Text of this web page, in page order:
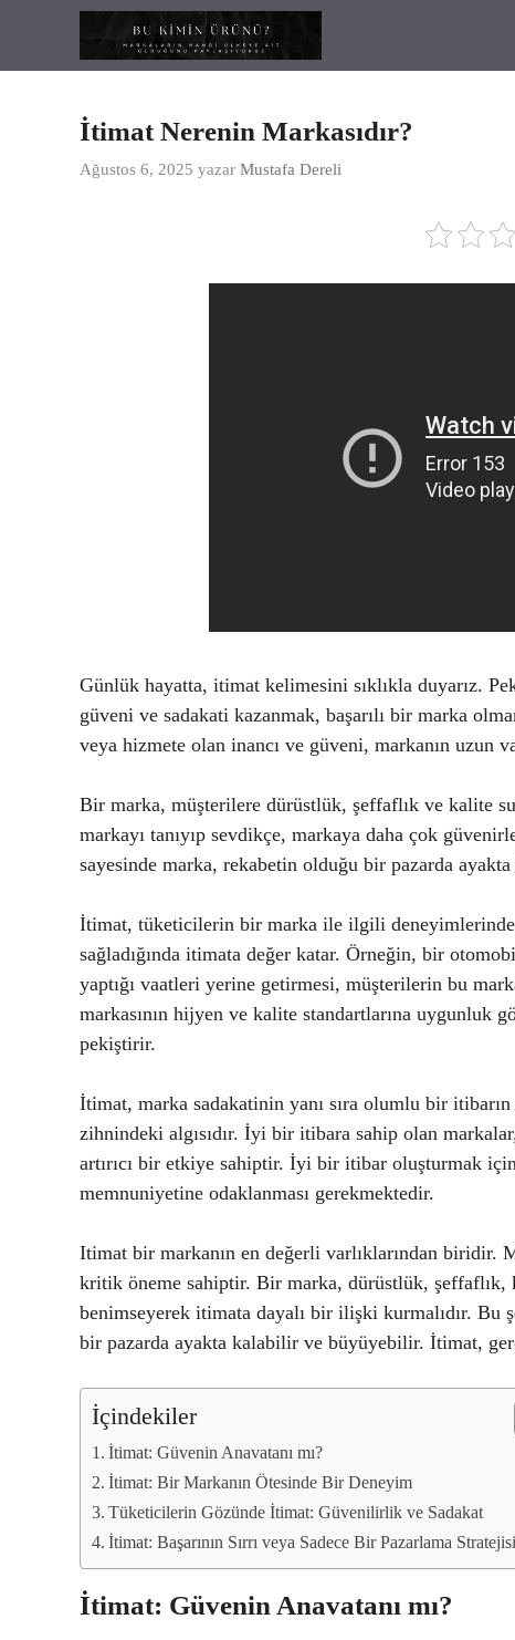
İtimat Nerenin Markasıdır?
Ağustos 6, 2025 yazar Mustafa Dereli
Günlük hayatta, itimat kelimesini sıklıkla duyarız.
güveni ve sadakati kazanmak, başarılı bir marka
veya hizmete olan inancı ve güveni, markanın uzun
Bir marka, müşterilere dürüstlük, şeffaflık ve kalite
markayı tanıyıp sevdikçe, markaya daha çok
sayesinde marka, rekabetin olduğu bir pazarda
İtimat, tüketicilerin bir marka ile ilgili
sağladığında itimata değer katar. Örneğin, bir
yaptığı vaatleri yerine getirmesi, müşterilerin bu
markasının hijyen ve kalite standartlarına
pekiştirir.
İtimat, marka sadakatinin yanı sıra olumlu bir
zihnindeki algısıdır. İyi bir itibara sahip olan
artırıcı bir etkiye sahiptir. İyi bir itibar oluşturmak
memnuniyetine odaklanması gerekmektedir.
Itimat bir markanın en değerli varlıklarından biridir.
kritik öneme sahiptir. Bir marka, dürüstlük,
benimseyerek itimata dayalı bir ilişki kurmalıdır.
bir pazarda ayakta kalabilir ve büyüyebilir. İtimat,
İçindekiler
İtimat: Güvenin Anavatanı mı?
İtimat: Bir Markanın Ötesinde Bir Deneyim
Tüketicilerin Gözünde İtimat: Güvenilirlik ve Sadakat
İtimat: Başarının Sırrı veya Sadece Bir Pazarlama
İtimat: Güvenin Anavatanı mı?